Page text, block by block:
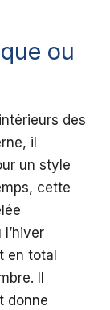
ou
des
il
un style
cette
en total
Il
donne